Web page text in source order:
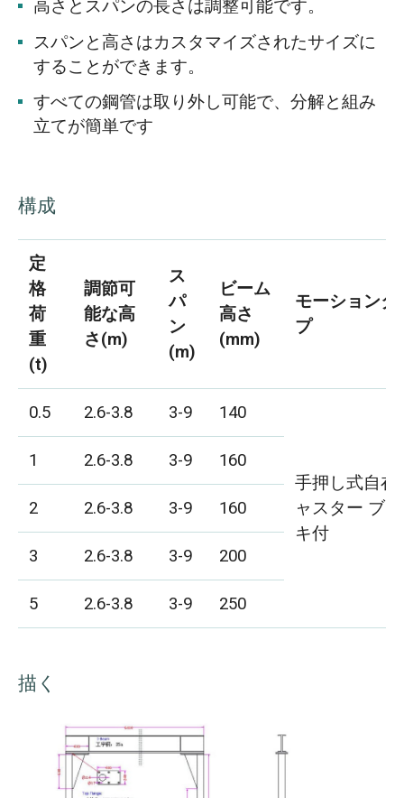
高さとスパンの長さは調整可能です。
スパンと高さはカスタマイズされたサイズに
することができます。
すべての鋼管は取り外し可能で、分解と組み
立てが簡単です
構成
定
格
荷
重
(t)
調節可
能な高
さ(m)
ス
パ
ン
(m)
ビーム
高さ
(mm)
モーションタ
プ
0.5 2.6-3.8 3-9 140
手押し式自在
ャスター ブ
キ付
1 2.6-3.8 3-9
160
2
2.6-3.8 3-9
160
3
2.6-3.8 3-9
200
5
2.6-3.8 3-9 250
描く